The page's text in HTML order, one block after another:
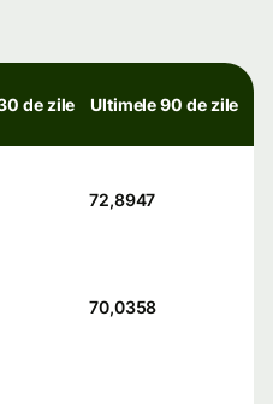
de zile Ultimele 90 de zile
72,8947
70,0358